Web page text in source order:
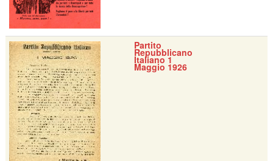
Partito
Repubblicano
Italiano 1
Maggio 1926